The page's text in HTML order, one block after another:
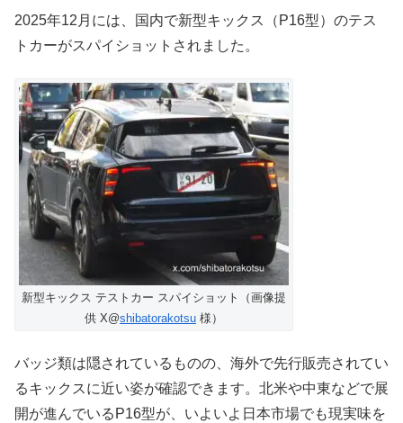
2025年12月には、国内で新型キックス（P16型）のテス
トカーがスパイショットされました。
新型キックス テストカー スパイショット（画像提
供 X@shibatorakotsu 様）
バッジ類は隠されているものの、海外で先行販売されてい
るキックスに近い姿が確認できます。北米や中東などで展
開が進んでいるP16型が、いよいよ日本市場でも現実味を